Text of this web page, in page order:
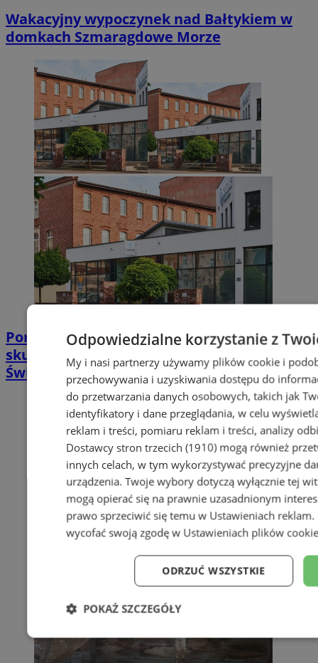
Wakacyjny wypoczynek nad Bałtykiem w
domkach Szmaragdowe Morze
Poradnia leczenia ran przewlekłych -
skuteczna terapia trudno gojących się ran |
Świętochłowice
Odpowiedzialne korzystanie z
My i nasi partnerzy używamy plików cookie i
przechowywania i uzyskiwania dostępu do
do przetwarzania danych osobowych, takich jak
identyfikatory i dane przeglądania, w celu
reklam i treści, pomiaru reklam i treści, analizy
Dostawcy stron trzecich (1910)mogą również
innych celach, w tym wykorzystywać precyzyjne
urządzenia. Twoje wybory dotyczą wyłącznie tej
mogą opierać się na prawnie uzasadnionym
prawo sprzeciwić się temu w Ustawieniach reklam.
wycofać swoją zgodę w Ustawieniach plików cookie
ODRZUĆ WSZYSTKIE
POKAŻ SZCZEGÓŁY
Niezbędne Wydajność